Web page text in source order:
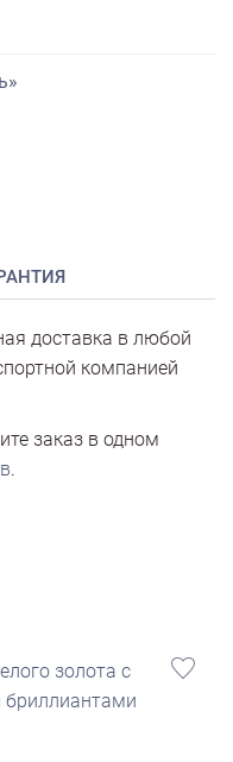
доставка в любой
компанией
заказ в одном
.
золота с